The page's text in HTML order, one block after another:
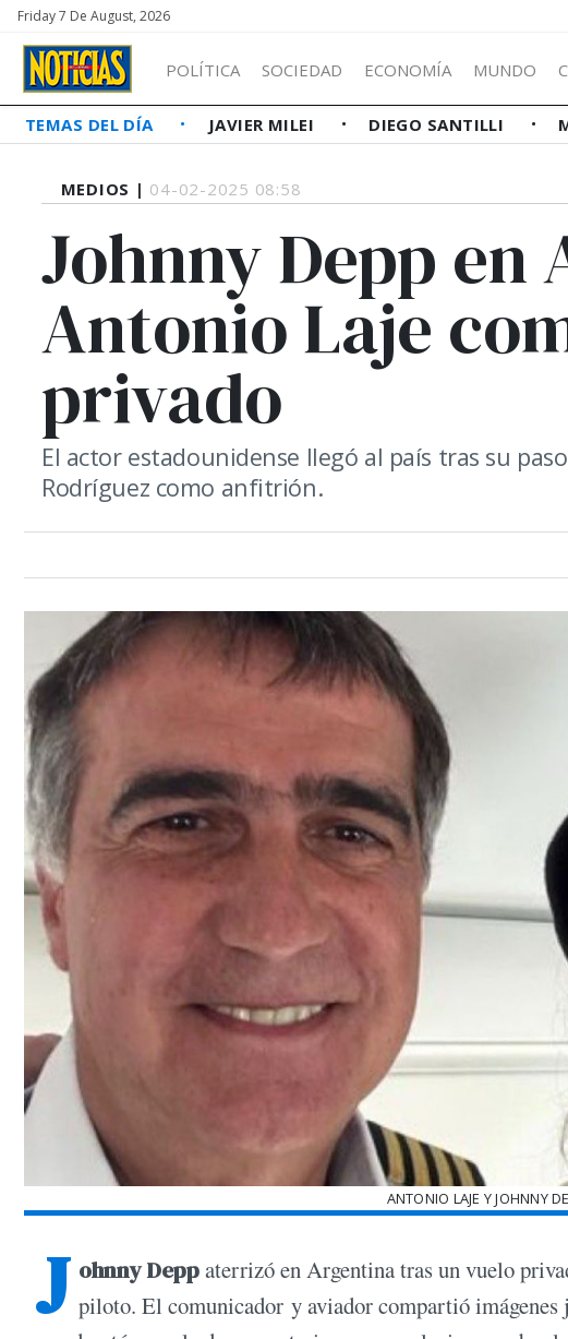
Friday 7 De August, 2026
POLÍTICA SOCIEDAD ECONOMÍA MUNDO
TEMAS DEL DÍA JAVIER MILEI DIEGO SANTILLI
MEDIOS | 04-02-2025 08:58
Johnny Depp en
Antonio Laje
privado
El actor estadounidense llegó al país tras su
Rodríguez como anfitrión.
ANTONIO LAJE Y JOHNNY
J ohnny Deppaterrizó en Argentina tras un vuelo
piloto. El comunicador y aviador compartió imágenes